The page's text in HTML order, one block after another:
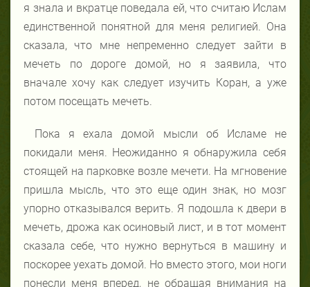
я знала и вкратце поведала ей, что считаю Ислам
единственной понятной для меня религией. Она
сказала, что мне непременно следует зайти в
мечеть по дороге домой, но я заявила, что
вначале хочу как следует изучить Коран, а уже
потом посещать мечеть.
Пока я ехала домой мысли об Исламе не
покидали меня. Неожиданно я обнаружила себя
стоящей на парковке возле мечети. На мгновение
пришла мысль, что это еще один знак, но мозг
упорно отказывался верить. Я подошла к двери в
мечеть, дрожа как осиновый лист, и в тот момент
сказала себе, что нужно вернуться в машину и
поскорее уехать домой. Но вместо этого, мои ноги
понесли меня вперед, не обращая внимания на